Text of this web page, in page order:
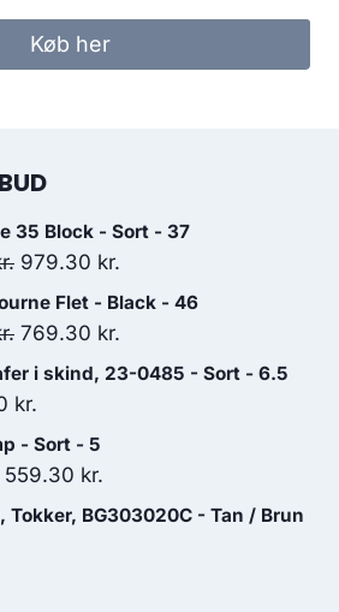
Køb her
35 Block - Sort - 37
Den
oprindelige
pris
1,399.00 kr..
979.30 kr.
aktuelle
Flet - Black - 46
Den
oprindelige
pris
1,099.00 kr..
769.30 kr.
aktuelle
i skind, 23-0485 - Sort - 6.5
kr..
kr.
aktuelle
pris
699.30 kr..
- Sort - 5
Den
oprindelige
559.30 kr.
aktuelle
Tokker, BG303020C - Tan / Brun